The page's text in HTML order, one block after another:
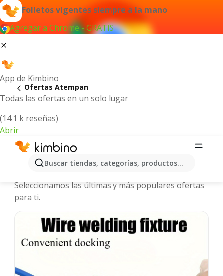
Folletos vigentes siempre a la mano
Agregar a Chrome - GRATIS
App de Kimbino
Todas las ofertas en un solo lugar
(14.1 k reseñas)
Abrir
Buscar tiendas, categorías, productos...
Ofertas Atempan
Atempan - Folletos y ofertas más
Seleccionamos las últimas y más populares ofertas
para ti.